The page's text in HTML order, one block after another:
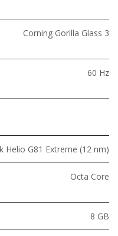
Corning Gorilla Glass 3
60 Hz
Helio G81 Extreme (12 nm)
Octa Core
8 GB